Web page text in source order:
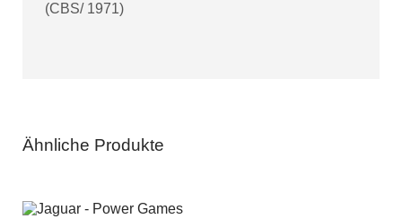
(CBS/ 1971)
Ähnliche Produkte